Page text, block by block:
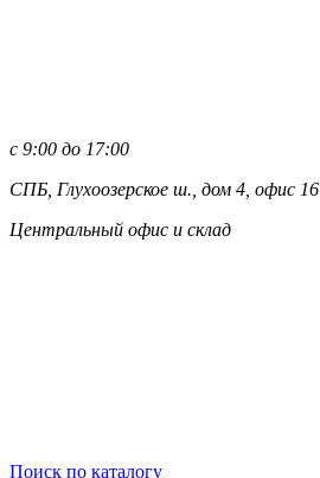
с 9:00 до 17:00
СПБ, Глухоозерское ш., дом 4, офис 16
Центральный офис и склад
Поиск по каталогу